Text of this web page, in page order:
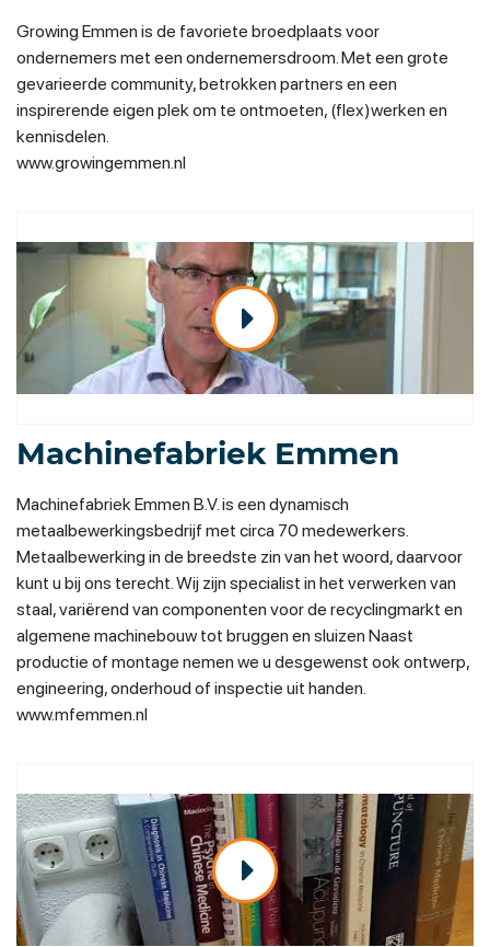
Growing Emmen is de favoriete broedplaats voor
ondernemers met een ondernemersdroom. Met een grote
gevarieerde community, betrokken partners en een
inspirerende eigen plek om te ontmoeten, (flex)werken en
kennisdelen.
www.growingemmen.nl
Machinefabriek Emmen
Machinefabriek Emmen B.V. is een dynamisch
metaalbewerkingsbedrijf met circa 70 medewerkers.
Metaalbewerking in de breedste zin van het woord, daarvoor
kunt u bij ons terecht. Wij zijn specialist in het verwerken van
staal, variërend van componenten voor de recyclingmarkt en
algemene machinebouw tot bruggen en sluizen Naast
productie of montage nemen we u desgewenst ook ontwerp,
engineering, onderhoud of inspectie uit handen.
www.mfemmen.nl